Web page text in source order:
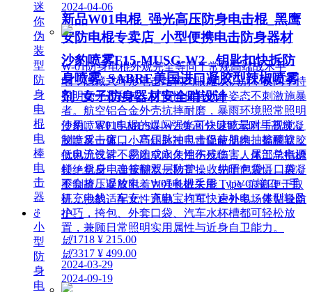
新品W01电棍_强光高压防身电击棍_黑鹰
安防电棍专卖店_小型便携电击防身器材
W-01防身电棍外观完全等同于常规高端战术手
电，隐藏式环形电击结构肉眼难以识别，夜间手持
照明毫无违和感，可悄悄保持戒备姿态不刺激施暴
者。航空铝合金外壳抗摔耐磨，暴雨环境照常照明
使用。W01电棍的爆闪强光可快速眩晕对手视觉，
制造反击窗口；高压脉冲电击促使肌肉抽搐酸软，
低电流设计不易造成永久性伤残伤害。尾部总电源
锁 + 机身电击按键双层防护，收纳于包袋、口袋
不会挤压误放电；W01电棍采用 Type-C 接口，手
机充电线、车充、充电宝均可快速补电。体型轻盈
小巧，挎包、外套口袋、汽车水杯槽都可轻松放
置，兼顾日常照明实用属性与近身自卫能力。
넶3317 ¥ 499.00
2024-09-19
2024-04-06
沙豹喷雾F15-MUSG-W2 _钥匙扣快拆防
身喷雾_SABRE美国进口凝胶型辣椒喷雾
剂_女子防身器材安全哨设计
沙豹喷雾F15-MUSG-W2 集高分贝警示哨与高辣凝
胶喷雾一体，小巧钥匙扣尺寸隐蔽便携。黏稠凝胶
抗风无气雾，密闭空间使用不反噬；人体工学指槽
杜绝拿反，弹簧翻盖一秒盲操。先哨声震慑、再凝
胶制敌，凝胶附着力强长效失能，UV 痕迹便于取
证，沙豹适配女性通勤、打车、户外多场景贴身防
护。
넶1718 ¥ 215.00
2024-03-29
迷
你
伪
装
型
防
身
电
棍
电
棒
电
击
器
ꁕ
小
型
防
身
电